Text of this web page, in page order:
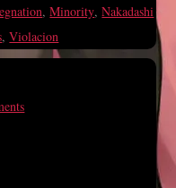
,Minority,Nakadashi
,Violacion